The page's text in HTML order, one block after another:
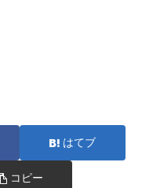
はてブ
コピー